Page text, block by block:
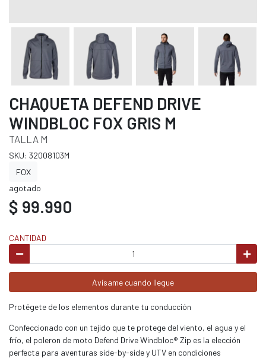
CHAQUETA DEFEND DRIVE
WINDBLOC FOX GRIS M
TALLA M
SKU: 32008103M
FOX
agotado
$ 99.990
CANTIDAD
Avísame cuando llegue
Protégete de los elementos durante tu conducción
Confeccionado con un tejido que te protege del viento, el agua y el
frío, el poleron de moto Defend Drive Windbloc® Zip es la elección
perfecta para aventuras side-by-side y UTV en condiciones